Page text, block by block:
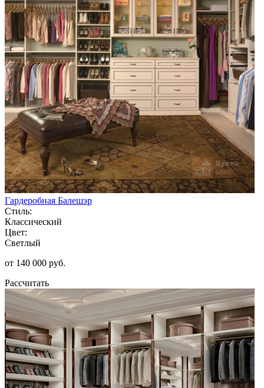
Гардеробная Балешэр
Стиль:
Классический
Цвет:
Светлый
от 140 000 руб.
Рассчитать